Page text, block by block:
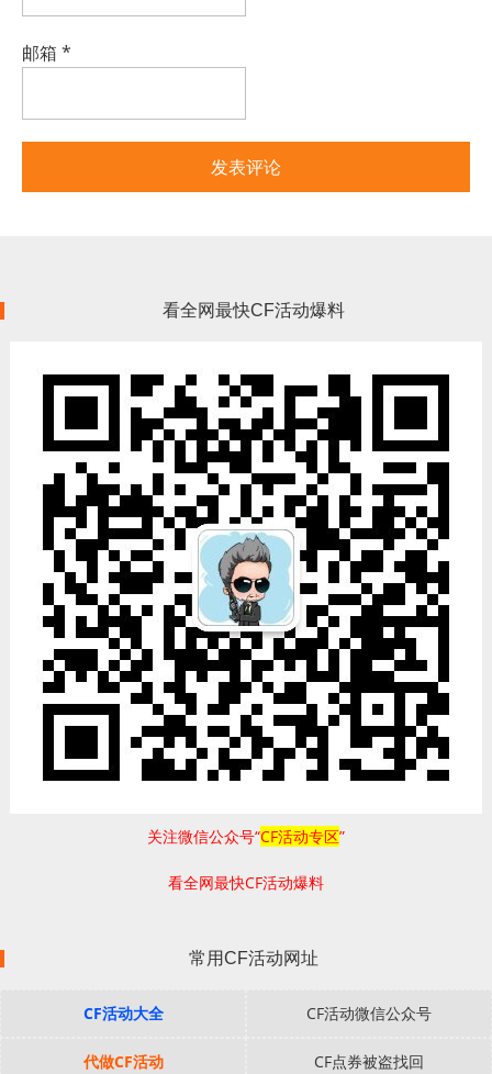
邮箱 *
看全网最快CF活动爆料
关注微信公众号“CF活动专区”
看全网最快CF活动爆料
常用CF活动网址
CF活动大全 CF活动微信公众号
代做CF活动 CF点券被盗找回